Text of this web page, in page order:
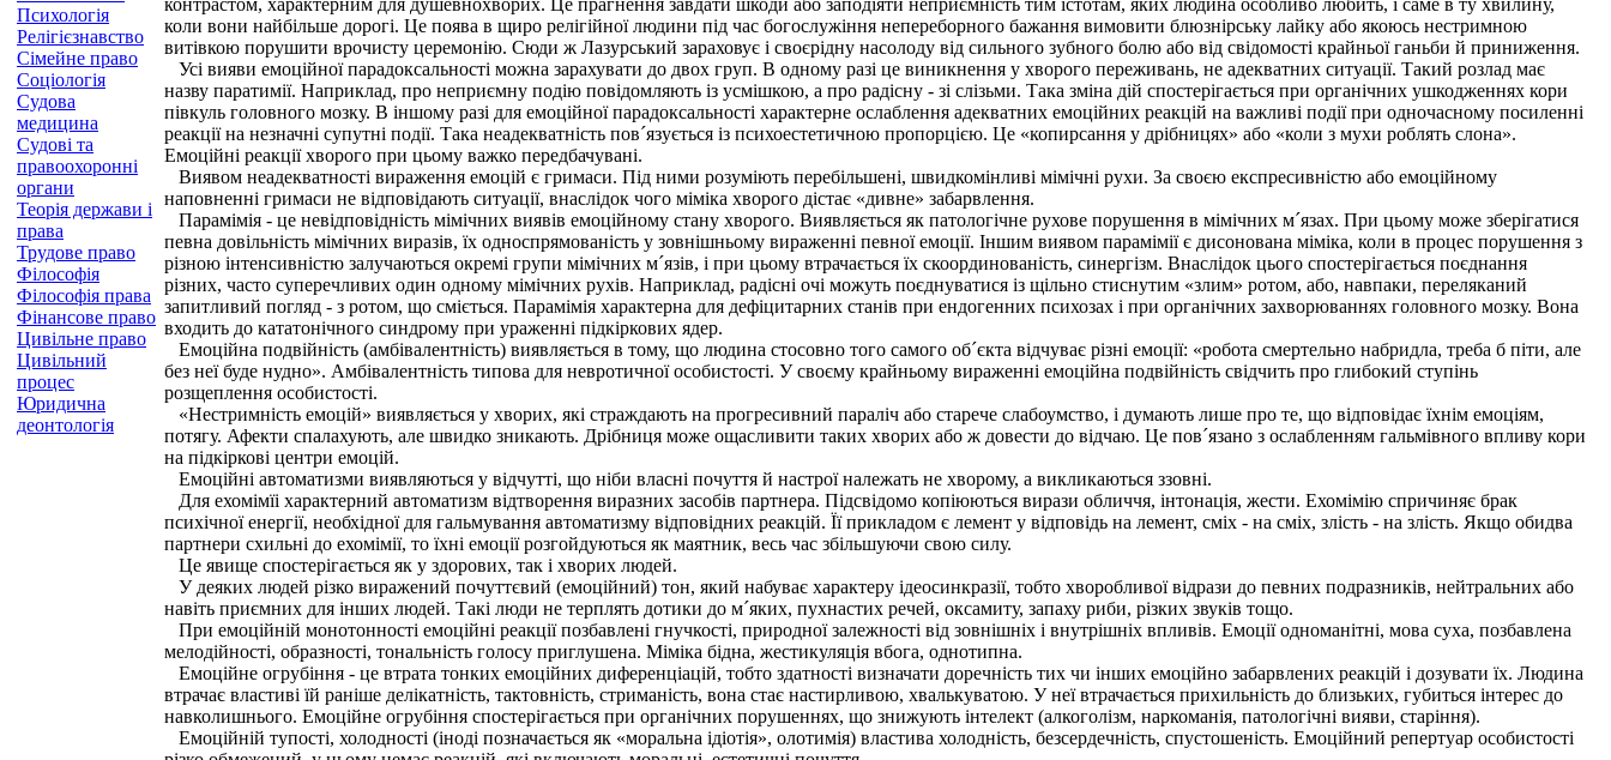
Психологія
Релігієзнавство
Сімейне право
Соціологія
Судова
медицина
Судові та
правоохоронні
органи
Теорія держави і
права
Трудове право
Філософія
Філософія права
Фінансове право
Цивільне право
Цивільний
процес
Юридична
деонтологія
контрастом, характерним для душевнохворих. Це прагнення завдати шкоди або заподіяти неприємність тим істотам, яких людина особливо любить, і саме в ту хвилину,
коли вони найбільше дорогі. Це поява в щиро релігійної людини під час богослужіння непереборного бажання вимовити блюзнірську лайку або якоюсь нестримною
витівкою порушити врочисту церемонію. Сюди ж Лазурський зараховує і своєрідну насолоду від сильного зубного болю або від свідомості крайньої ганьби й приниження.
Усі вияви емоційної парадоксальності можна зарахувати до двох груп. В одному разі це виникнення у хворого переживань, не адекватних ситуації. Такий розлад має
назву паратимії. Наприклад, про неприємну подію повідомляють із усмішкою, а про радісну - зі слізьми. Така зміна дій спостерігається при органічних ушкодженнях кори
півкуль головного мозку. В іншому разі для емоційної парадоксальності характерне ослаблення адекватних емоційних реакцій на важливі події при одночасному посиленні
реакції на незначні супутні події. Така неадекватність пов´язується із психоестетичною пропорцією. Це «копирсання у дрібницях» або «коли з мухи роблять слона».
Емоційні реакції хворого при цьому важко передбачувані.
Виявом неадекватності вираження емоцій є гримаси. Під ними розуміють перебільшені, швидкомінливі мімічні рухи. За своєю експресивністю або емоційному
наповненні гримаси не відповідають ситуації, внаслідок чого міміка хворого дістає «дивне» забарвлення.
Парамімія - це невідповідність мімічних виявів емоційному стану хворого. Виявляється як патологічне рухове порушення в мімічних м´язах. При цьому може зберігатися
певна довільність мімічних виразів, їх односпрямованість у зовнішньому вираженні певної емоції. Іншим виявом парамімії є дисонована міміка, коли в процес порушення з
різною інтенсивністю залучаються окремі групи мімічних м´язів, і при цьому втрачається їх скоординованість, синергізм. Внаслідок цього спостерігається поєднання
різних, часто суперечливих один одному мімічних рухів. Наприклад, радісні очі можуть поєднуватися із щільно стиснутим «злим» ротом, або, навпаки, переляканий
запитливий погляд - з ротом, що сміється. Парамімія характерна для дефіцитарних станів при ендогенних психозах і при органічних захворюваннях головного мозку. Вона
входить до кататонічного синдрому при ураженні підкіркових ядер.
Емоційна подвійність (амбівалентність) виявляється в тому, що людина стосовно того самого об´єкта відчуває різні емоції: «робота смертельно набридла, треба б піти, але
без неї буде нудно». Амбівалентність типова для невротичної особистості. У своєму крайньому вираженні емоційна подвійність свідчить про глибокий ступінь
розщеплення особистості.
«Нестримність емоцій» виявляється у хворих, які страждають на прогресивний параліч або старече слабоумство, і думають лише про те, що відповідає їхнім емоціям,
потягу. Афекти спалахують, але швидко зникають. Дрібниця може ощасливити таких хворих або ж довести до відчаю. Це пов´язано з ослабленням гальмівного впливу кори
на підкіркові центри емоцій.
Емоційні автоматизми виявляються у відчутті, що ніби власні почуття й настрої належать не хворому, а викликаються ззовні.
Для ехомімїі характерний автоматизм відтворення виразних засобів партнера. Підсвідомо копіюються вирази обличчя, інтонація, жести. Ехомімію спричиняє брак
психічної енергії, необхідної для гальмування автоматизму відповідних реакцій. Її прикладом є лемент у відповідь на лемент, сміх - на сміх, злість - на злість. Якщо обидва
партнери схильні до ехомімії, то їхні емоції розгойдуються як маятник, весь час збільшуючи свою силу.
Це явище спостерігається як у здорових, так і хворих людей.
У деяких людей різко виражений почуттєвий (емоційний) тон, який набуває характеру ідеосинкразії, тобто хворобливої відрази до певних подразників, нейтральних або
навіть приємних для інших людей. Такі люди не терплять дотики до м´яких, пухнастих речей, оксамиту, запаху риби, різких звуків тощо.
При емоційній монотонності емоційні реакції позбавлені гнучкості, природної залежності від зовнішніх і внутрішніх впливів. Емоції одноманітні, мова суха, позбавлена
мелодійності, образності, тональність голосу приглушена. Міміка бідна, жестикуляція вбога, однотипна.
Емоційне огрубіння - це втрата тонких емоційних диференціацій, тобто здатності визначати доречність тих чи інших емоційно забарвлених реакцій і дозувати їх. Людина
втрачає властиві їй раніше делікатність, тактовність, стриманість, вона стає настирливою, хвалькуватою. У неї втрачається прихильність до близьких, губиться інтерес до
навколишнього. Емоційне огрубіння спостерігається при органічних порушеннях, що знижують інтелект (алкоголізм, наркоманія, патологічні вияви, старіння).
Емоційній тупості, холодності (іноді позначається як «моральна ідіотія», олотимія) властива холодність, безсердечність, спустошеність. Емоційний репертуар особистості